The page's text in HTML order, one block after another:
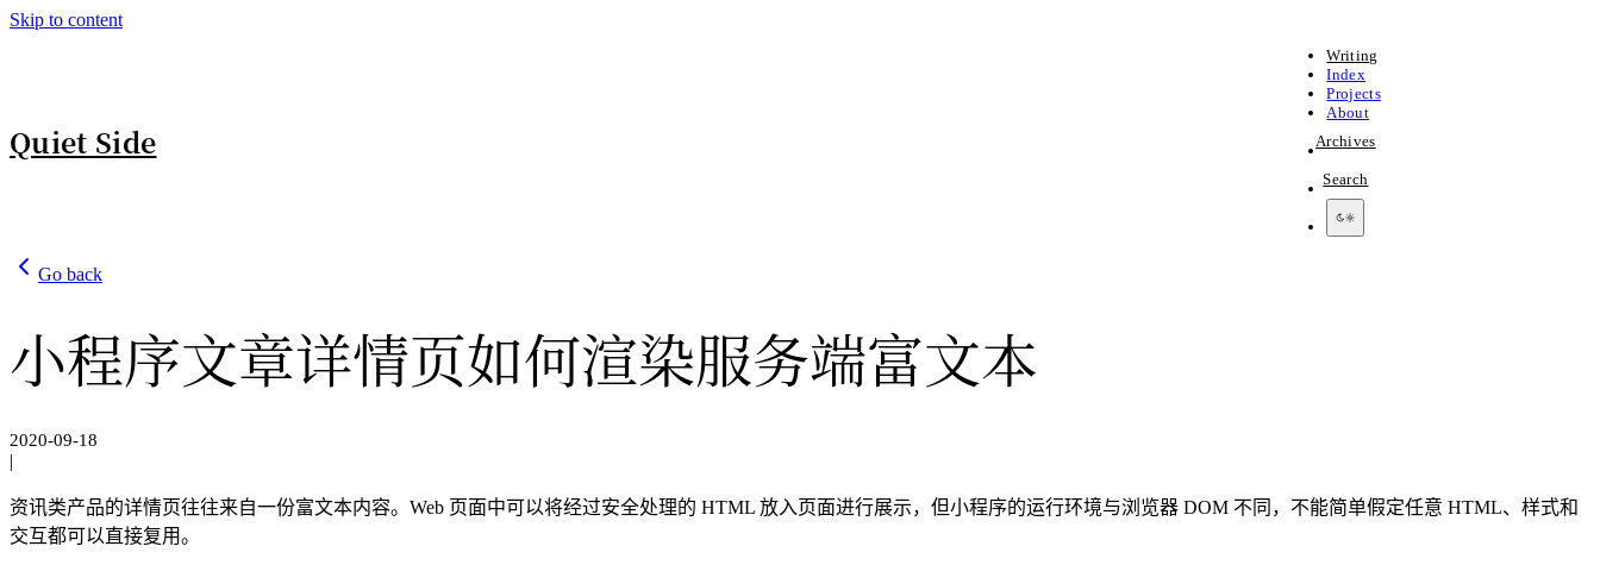
Skip to content
Quiet Side
Writing
Index
Projects
About
Archives
Search
Go back
小程序文章详情页如何渲染服务端富文本
2020-09-18
|
资讯类产品的详情页往往来自一份富文本内容。Web 页面中可以将经过安全处理的 HTML 放入页面进行展示，但小程序的运行环境与浏览器 DOM 不同，不能简单假定任意 HTML、样式和
交互都可以直接复用。